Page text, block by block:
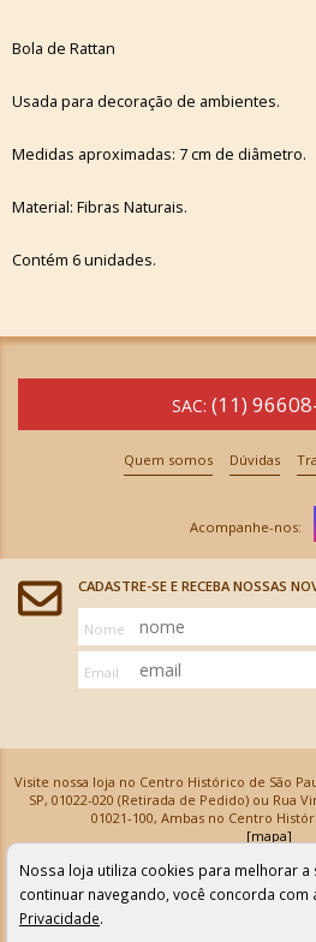
Bola de Rattan
Usada para decoração de ambientes.
Medidas aproximadas: 7 cm de diâmetro.
Material: Fibras Naturais.
Contém 6 unidades.
SAC: (11)
Quem somos Dúvidas
CADASTRE-SE E RECEBA NOSSAS
Nome
Email
Visite nossa loja no Centro Histórico de São
SP, 01022-020 (Retirada de Pedido) ou Rua
01021-100, Ambas no Centro
[mapa]
Armarinhos Santa Cecília Ltda |
Os preços e as condições de pagamento apresentadas na
podem sofrer alterações sem aviso prévio. Vendas
confirmação de
Nossa loja utiliza cookies para melhorar a
continuar navegando, você concorda com
Privacidade.